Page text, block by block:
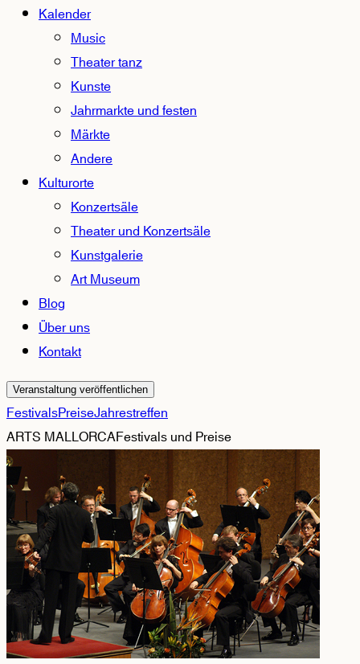
Kalender
Music
Theater tanz
Kunste
Jahrmarkte und festen
Märkte
Andere
Kulturorte
Konzertsäle
Theater und Konzertsäle
Kunstgalerie
Art Museum
Blog
Über uns
Kontakt
Veranstaltung veröffentlichen
FestivalsPreiseJahrestreffen
ARTS MALLORCAFestivals und Preise